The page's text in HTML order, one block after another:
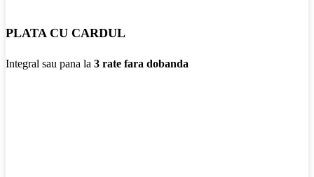
PLATA CU CARDUL
Integral sau pana la 3 rate fara dobanda